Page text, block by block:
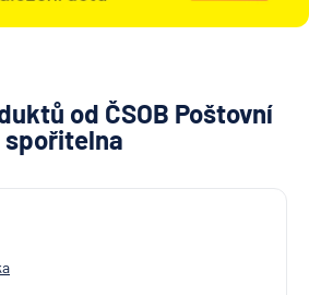
od ČSOB Poštovní
spořitelna